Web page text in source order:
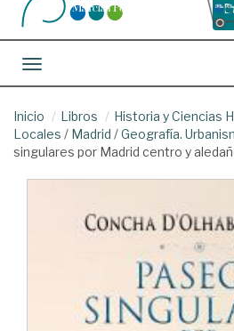
Toggle navigation
Inicio Libros Historia y Ciencias
Locales / Madrid /Geografía.
singulares por Madrid centro y